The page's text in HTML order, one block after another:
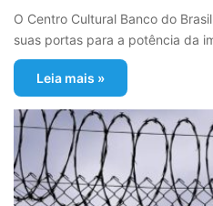
O Centro Cultural Banco do
suas portas para a potência da
Leia mais »